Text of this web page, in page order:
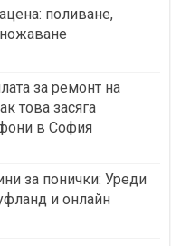
поливане,
за ремонт на
това засяга
в София
за понички: Уреди
и онлайн